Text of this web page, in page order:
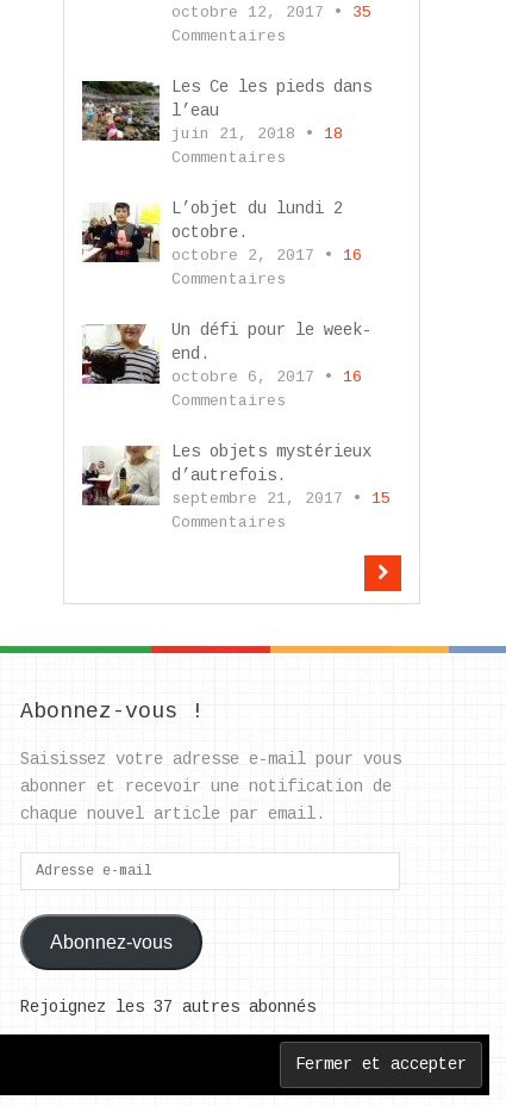
octobre 12, 2017 • 35
Commentaires
Les Ce les pieds dans
l’eau
juin 21, 2018 • 18
Commentaires
L’objet du lundi 2
octobre.
octobre 2, 2017 • 16
Commentaires
Un défi pour le week-
end.
octobre 6, 2017 • 16
Commentaires
Les objets mystérieux
d’autrefois.
septembre 21, 2017 • 15
Commentaires
Abonnez-vous !
Saisissez votre adresse e-mail pour vous
abonner et recevoir une notification de
chaque nouvel article par email.
Adresse
e-
mail
Abonnez-vous
Rejoignez les 37 autres abonnés
Back to Top